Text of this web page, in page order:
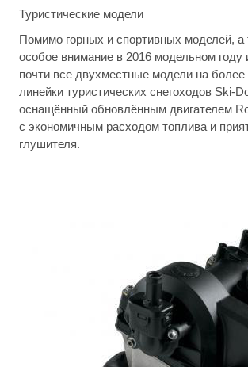
Туристические модели
Помимо горных и спортивных моделей, а
особое внимание в 2016 модельном году
почти все двухместные модели на
линейки туристических снегоходов Ski-
оснащённый обновлённым двигателем
с экономичным расходом топлива и
глушителя.